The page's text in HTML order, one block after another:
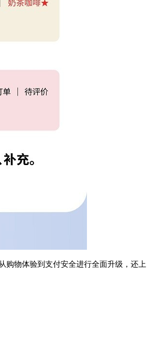
购物体验到支付安全进行全面升级，还上